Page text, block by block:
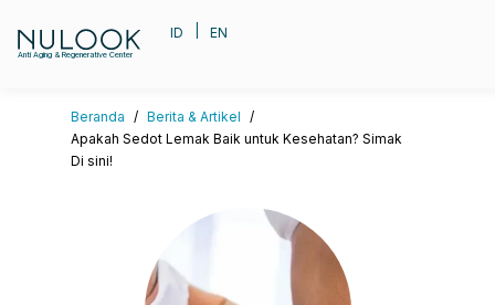
Anti Aging & Regenerative Center
ID EN
Beranda / Berita & Artikel /
Apakah Sedot Lemak Baik untuk Kesehatan? Simak
Di sini!